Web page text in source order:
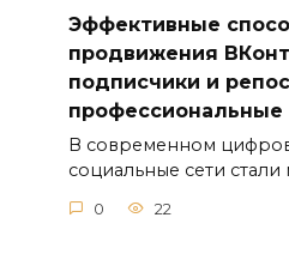
Эффективные
продвижения
подписчики и
профессиональные
В современном
социальные сети
0 22